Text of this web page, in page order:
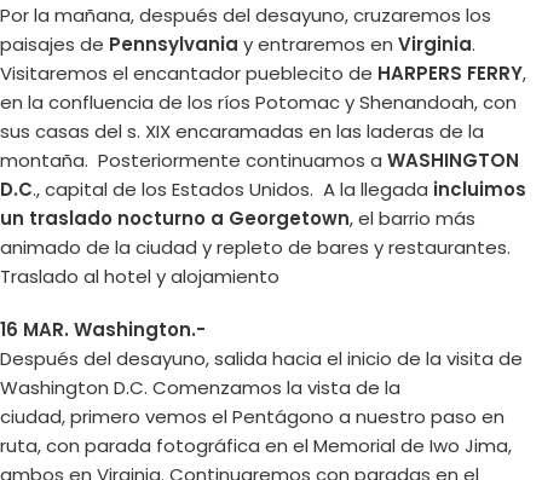
Por la mañana, después del desayuno, cruzaremos los
paisajes de Pennsylvania y entraremos en Virginia.
Visitaremos el encantador pueblecito de HARPERS FERRY,
en la confluencia de los ríos Potomac y Shenandoah, con
sus casas del s. XIX encaramadas en las laderas de la
montaña. Posteriormente continuamos a WASHINGTON
D.C., capital de los Estados Unidos. A la llegada incluimos
un traslado nocturno a Georgetown, el barrio más
animado de la ciudad y repleto de bares y restaurantes.
Traslado al hotel y alojamiento
16 MAR. Washington.-
Después del desayuno, salida hacia el inicio de la visita de
Washington D.C. Comenzamos la vista de la
ciudad, primero vemos el Pentágono a nuestro paso en
ruta, con parada fotográfica en el Memorial de Iwo Jima,
ambos en Virginia. Continuaremos con paradas en el